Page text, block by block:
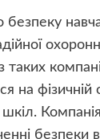
безпеку
таких
на фізичній
шкіл.
безпеки